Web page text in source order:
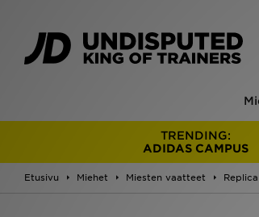
TRENDING:
ADIDAS CAMPUS
Etusivu Miehet Miesten vaatteet Replica